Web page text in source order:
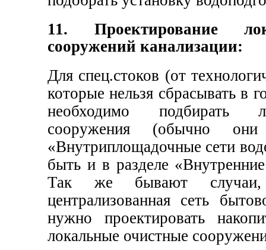
11. Проектирование
сооружений канализации:
Для спец.стоков (от
которые нельзя сбрасывать в
необходимо подбирать
сооружения (обычно
«Внутриплощадочные сети
быть и в разделе
Так же бывают случаи,
централизованная сеть
нужно проектировать
локальные очистные